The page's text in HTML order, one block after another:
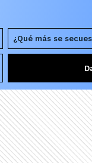
¿Qué más se